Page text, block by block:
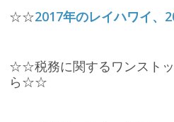
☆☆2017年のレイハワイ、
☆☆税務に関するワンスト
ら☆☆